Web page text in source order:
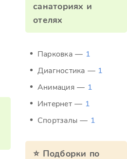
санаториях и
отелях
Парковка — 1
Диагностика — 1
Анимация — 1
Интернет — 1
Спортзалы — 1
⭐ Подборки по